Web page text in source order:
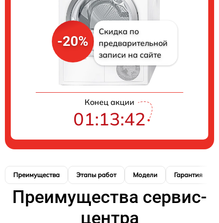
-20%
Скидка по
предварительной
записи на сайте
Конец акции
01:13:41
Преимущества Этапы работ Модели Гарантия
Преимущества сервис-
центра